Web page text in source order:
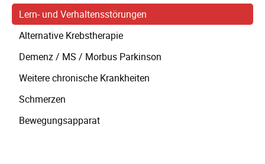
Lern- und Verhaltensstörungen
Alternative Krebstherapie
Demenz / MS / Morbus Parkinson
Weitere chronische Krankheiten
Schmerzen
Bewegungsapparat